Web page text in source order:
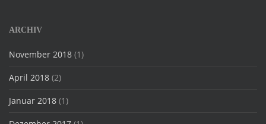
ARCHIV
November 2018 (1)
April 2018 (2)
Januar 2018 (1)